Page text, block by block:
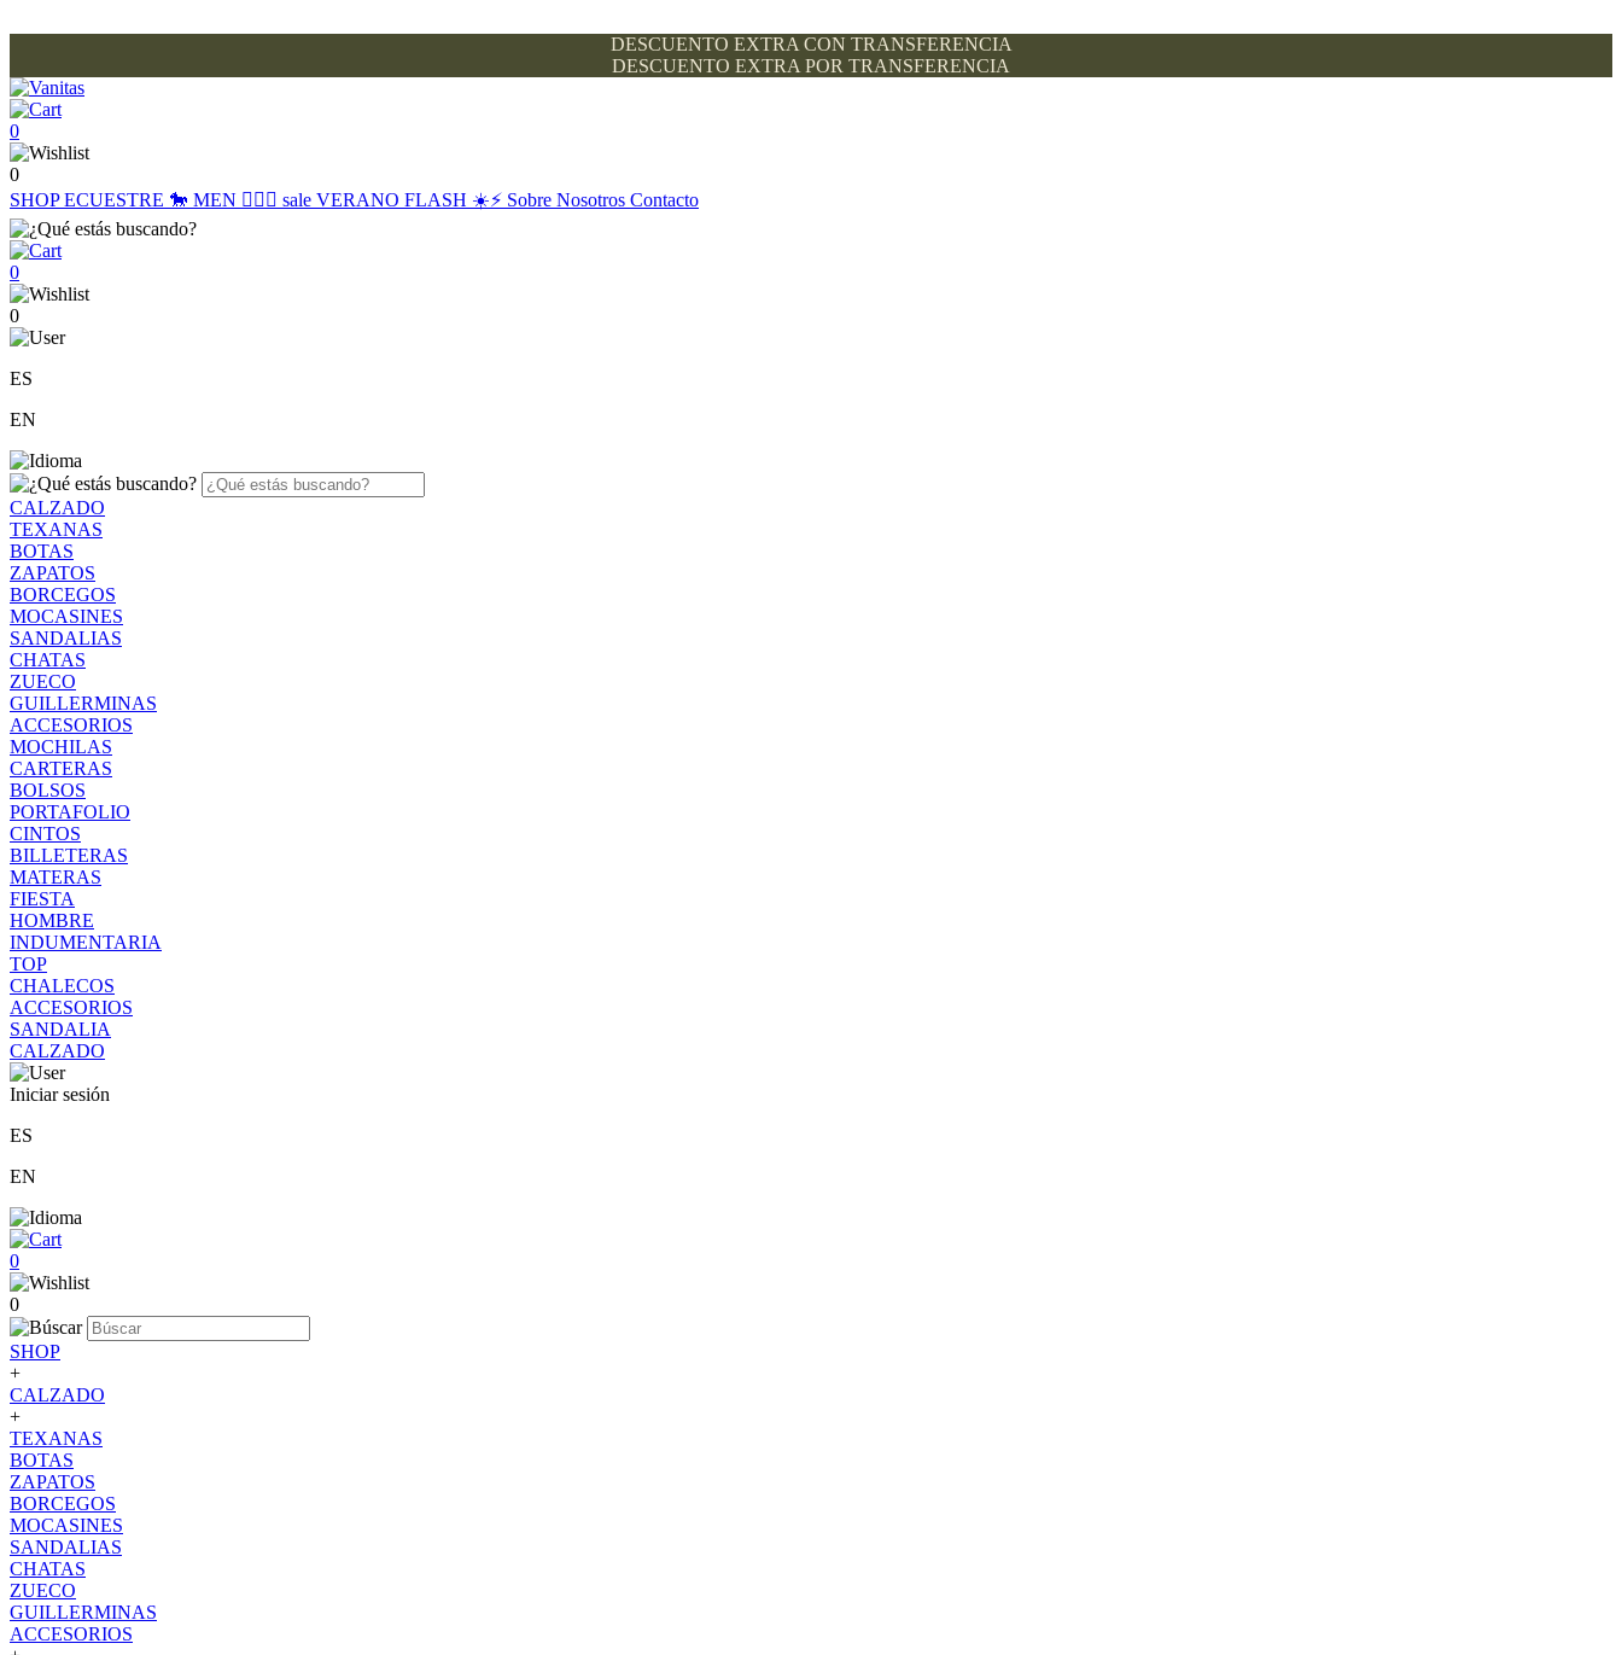
DESCUENTO EXTRA CON TRANSFERENCIA
DESCUENTO EXTRA POR TRANSFERENCIA
0
0
SHOPECUESTRE 🐎 MEN 🙋🏽‍♂️ sale VERANO FLASH ☀️⚡️ Sobre Nosotros Contacto
0
0
ES
EN
CALZADO
TEXANAS
BOTAS
ZAPATOS
BORCEGOS
MOCASINES
SANDALIAS
CHATAS
ZUECO
GUILLERMINAS
ACCESORIOS
MOCHILAS
CARTERAS
BOLSOS
PORTAFOLIO
CINTOS
BILLETERAS
MATERAS
FIESTA
HOMBRE
INDUMENTARIA
TOP
CHALECOS
ACCESORIOS
SANDALIA
CALZADO
Iniciar sesión
ES
EN
0
0
SHOP
+
CALZADO
+
TEXANAS
BOTAS
ZAPATOS
BORCEGOS
MOCASINES
SANDALIAS
CHATAS
ZUECO
GUILLERMINAS
ACCESORIOS